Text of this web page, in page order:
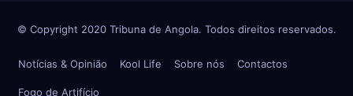
© Copyright 2020 Tribuna de Angola. Todos direitos reservados.
Notícias & Opinião Kool Life Sobre nós Contactos
Fogo de Artifício